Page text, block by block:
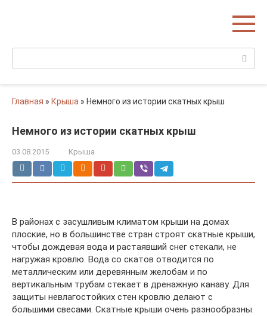
Поиск:
Главная » Крыша » Немного из истории скатных крыш
Немного из истории скатных крыш
03.08.2015 Крыша
В районах с засушливым климатом крыши на домах
плоские, но в большинстве стран строят скатные крыши,
чтобы дождевая вода и растаявший снег стекали, не
нагружая кровлю. Вода со скатов отводится по
металлическим или деревянным желобам и по
вертикальным трубам стекает в дренажную канаву. Для
защиты невлагостойких стен кровлю делают с
большими свесами. Скатные крыши очень разнообразны.